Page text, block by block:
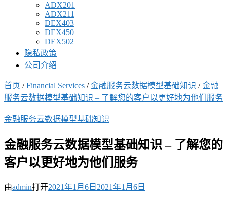
ADX201
ADX211
DEX403
DEX450
DEX502
隐私政策
公司介绍
首页 / Financial Services / 金融服务云数据模型基础知识 / 金融
服务云数据模型基础知识 – 了解您的客户以更好地为他们服务
金融服务云数据模型基础知识
金融服务云数据模型基础知识 – 了解您的
客户以更好地为他们服务
由admin打开2021年1月6日 2021年1月6日